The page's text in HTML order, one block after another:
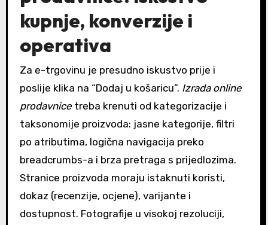
kupnje, konverzije i
operativa
Za e-trgovinu je presudno iskustvo prije i
poslije klika na “Dodaj u košaricu”. Izrada online
prodavnicetreba krenuti od kategorizacije i
taksonomije proizvoda: jasne kategorije, filtri
po atributima, logična navigacija preko
breadcrumbs-a i brza pretraga s prijedlozima.
Stranice proizvoda moraju istaknuti koristi,
dokaz (recenzije, ocjene), varijante i
dostupnost. Fotografije u visokoj rezoluciji,